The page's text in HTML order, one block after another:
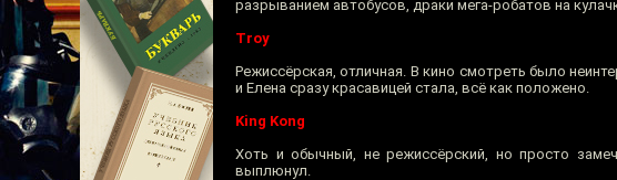
разрыванием автобусов, драки мега-робатов на
Troy
Режиссёрская, отличная. В кино смотреть было
и Елена сразу красавицей стала, всё как положено.
King Kong
Хоть и обычный, не режиссёрский, но просто
выплюнул.